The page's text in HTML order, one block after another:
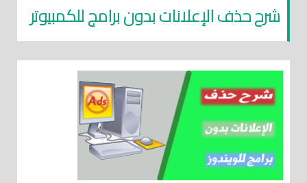
شرح حذف الإعلانات بدون برامج للكمبيوتر